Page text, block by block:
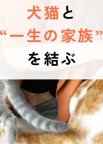
犬猫 と
“一生の家族”
を結ぶ